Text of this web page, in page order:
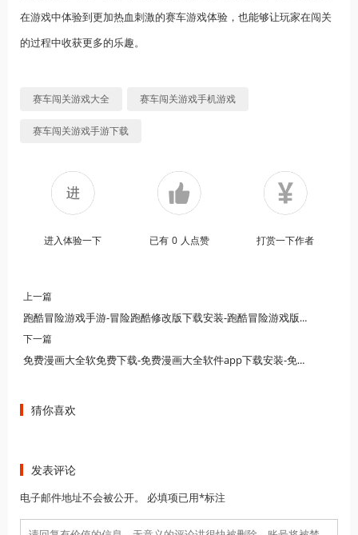
在游戏中体验到更加热血刺激的赛车游戏体验，也能够让玩家在闯关
的过程中收获更多的乐趣。
赛车闯关游戏大全 赛车闯关游戏手机游戏
赛车闯关游戏手游下载
进入体验一下 已有 0 人点赞 打赏一下作者
上一篇
跑酷冒险游戏手游-冒险跑酷修改版下载安装-跑酷冒险游戏版本大全
下一篇
免费漫画大全软免费下载-免费漫画大全软件app下载安装-免费漫画大全软件版本下载
猜你喜欢
发表评论
电子邮件地址不会被公开。 必填项已用*标注